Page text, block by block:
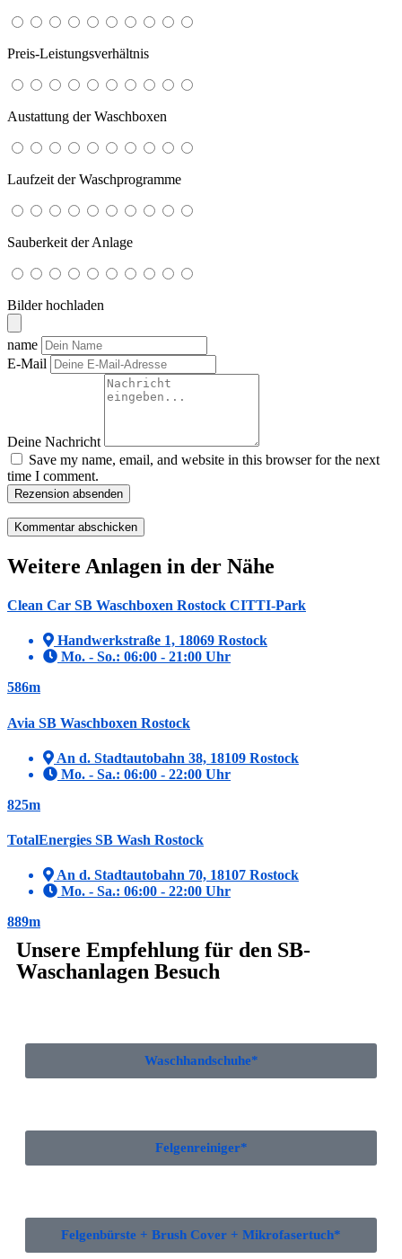
Preis-Leistungsverhältnis
Austattung der Waschboxen
Laufzeit der Waschprogramme
Sauberkeit der Anlage
Bilder hochladen
name
E-Mail
Deine Nachricht
Save my name, email, and website in this browser for the next
time I comment.
Rezension absenden
Weitere Anlagen in der Nähe
Clean Car SB Waschboxen Rostock CITTI-Park
Handwerkstraße 1, 18069 Rostock
Mo. - So.: 06:00 - 21:00 Uhr
586m
Avia SB Waschboxen Rostock
An d. Stadtautobahn 38, 18109 Rostock
Mo. - Sa.: 06:00 - 22:00 Uhr
825m
TotalEnergies SB Wash Rostock
An d. Stadtautobahn 70, 18107 Rostock
Mo. - Sa.: 06:00 - 22:00 Uhr
889m
Unsere Empfehlung für den SB-
Waschanlagen Besuch
Waschhandschuhe*
Felgenreiniger*
Felgenbürste + Brush Cover + Mikrofasertuch*